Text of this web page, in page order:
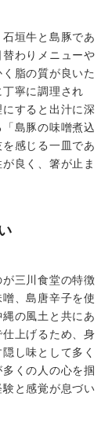
垣牛と島豚であ
わりメニューや
脂の質が良いた
寧に調理され
すると出汁に深
島豚の味噌煮込
感じる一皿であ
良く、箸が止ま
三川食堂の特徴
、島唐辛子を使
の風土と共にあ
上げるため、身
し味として多く
くの人の心を掴
と感覚が息づい